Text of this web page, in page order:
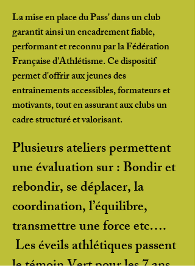
La mise en place du Pass' dans un club
garantit ainsi un encadrement fiable,
performant et reconnu par la Fédération
Française d'Athlétisme. Ce dispositif
permet d'offrir aux jeunes des
entraînements accessibles, formateurs et
motivants, tout en assurant aux clubs un
cadre structuré et valorisant.
Plusieurs ateliers permettent
une évaluation sur : Bondir et
rebondir, se déplacer, la
coordination, l’équilibre,
transmettre une force etc….
Les éveils athlétiques passent
le témoin Vert pour les 7 ans